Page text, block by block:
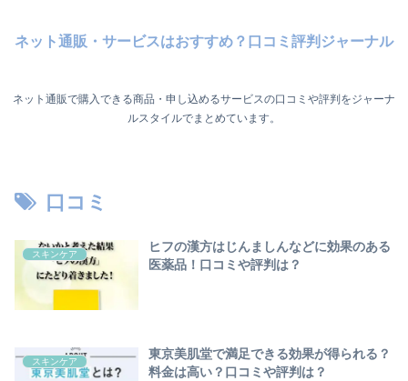
ネット通販・サービスはおすすめ？口コミ評判ジャーナル
ネット通販で購入できる商品・申し込めるサービスの口コミや評判をジャーナ
ルスタイルでまとめています。
口コミ
スキンケア
ヒフの漢方はじんましんなどに効果のある
医薬品！口コミや評判は？
スキンケア
東京美肌堂で満足できる効果が得られる？
料金は高い？口コミや評判は？